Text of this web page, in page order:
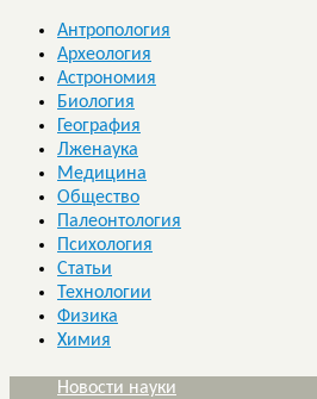
Антропология
Археология
Астрономия
Биология
География
Лженаука
Медицина
Общество
Палеонтология
Психология
Статьи
Технологии
Физика
Химия
Новости науки